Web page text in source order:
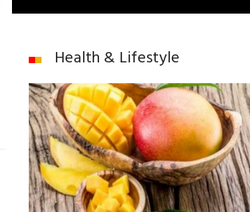
Health & Lifestyle